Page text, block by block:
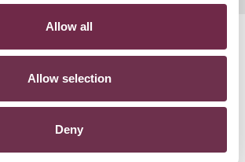
Allow all
Allow selection
Deny
frequenti
SE SUPERO I KM PREVISTI NEL